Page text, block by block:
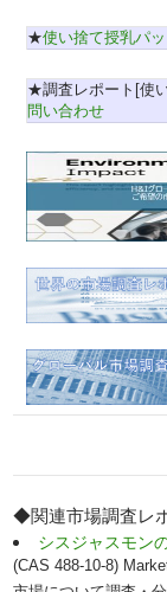
★使い捨て授乳パ
★調査レポート[使
問い合わせ
◆関連市場調査レ
シスジャスモン
(CAS 488-10-8)